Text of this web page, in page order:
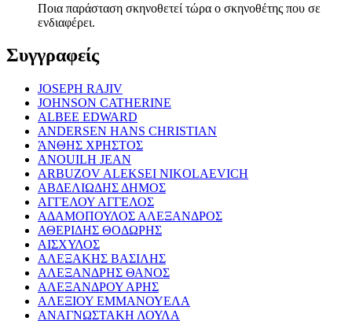
Ποια παράσταση σκηνοθετεί τώρα ο σκηνοθέτης που σε
ενδιαφέρει.
Συγγραφείς
JOSEPH RAJIV
JOHNSON CATHERINE
ALBEE EDWARD
ANDERSEN HANS CHRISTIAN
ΆΝΘΗΣ ΧΡΗΣΤΟΣ
ANOUILH JEAN
ARBUZOV ALEKSEI NIKOLAEVICH
ΑΒΔΕΛΙΩΔΗΣ ΔΗΜΟΣ
ΑΓΓΕΛΟΥ ΑΓΓΕΛΟΣ
ΑΔΑΜΟΠΟΥΛΟΣ ΑΛΕΞΑΝΔΡΟΣ
ΑΘΕΡΙΔΗΣ ΘΟΔΩΡΗΣ
ΑΙΣΧΥΛΟΣ
ΑΛΕΞΑΚΗΣ ΒΑΣΙΛΗΣ
ΑΛΕΞΑΝΔΡΗΣ ΘΑΝΟΣ
ΑΛΕΞΑΝΔΡΟΥ ΑΡΗΣ
ΑΛΕΞΙΟΥ ΕΜΜΑΝΟΥΕΛΑ
ΑΝΑΓΝΩΣΤΑΚΗ ΛΟΥΛΑ